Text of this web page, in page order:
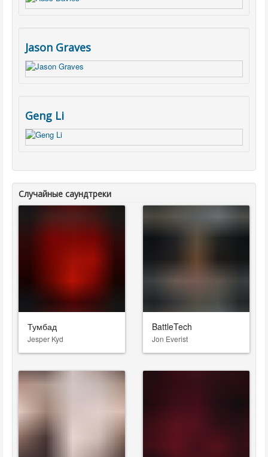
Jason Graves
Geng Li
Случайные саундтреки
Тумбад
Jesper Kyd
BattleTech
Jon Everist